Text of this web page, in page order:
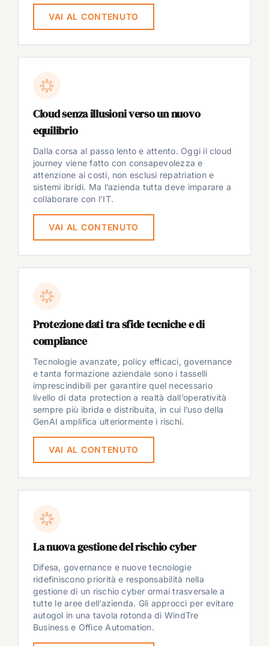
VAI AL CONTENUTO
Cloud senza illusioni verso un nuovo
equilibrio
Dalla corsa al passo lento e attento. Oggi il cloud
journey viene fatto con consapevolezza e
attenzione ai costi, non esclusi repatriation e
sistemi ibridi. Ma l’azienda tutta deve imparare a
collaborare con l’IT.
VAI AL CONTENUTO
Protezione dati tra sfide tecniche e di
compliance
Tecnologie avanzate, policy efficaci, governance
e tanta formazione aziendale sono i tasselli
imprescindibili per garantire quel necessario
livello di data protection a realtà dall’operatività
sempre più ibrida e distribuita, in cui l’uso della
GenAI amplifica ulteriormente i rischi.
VAI AL CONTENUTO
La nuova gestione del rischio cyber
Difesa, governance e nuove tecnologie
ridefiniscono priorità e responsabilità nella
gestione di un rischio cyber ormai trasversale a
tutte le aree dell’azienda. Gli approcci per evitare
autogol in una tavola rotonda di WindTre
Business e Office Automation.